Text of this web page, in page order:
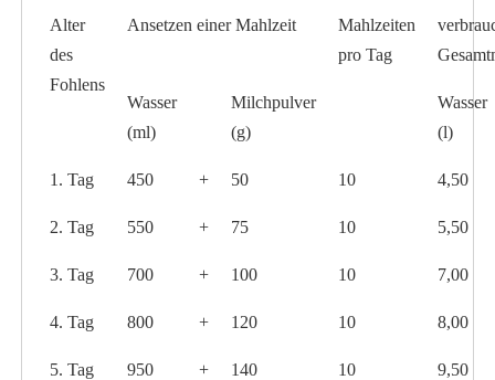
Alter
des
Fohlens
Ansetzen einer Mahlzeit
Mahlzeiten
pro Tag
Wasser
(ml)
Milchpulver
(g)
Wasser
(l)
1. Tag 450 + 50 10 4,50
2. Tag 550 + 75 10 5,50
3. Tag 700 + 100 10 7,00
4. Tag 800 + 120 10 8,00
5. Tag 950 + 140 10 9,50